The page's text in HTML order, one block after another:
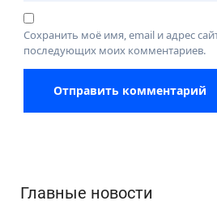
Сохранить моё имя, email и адрес
последующих моих комментариев.
Главные новости